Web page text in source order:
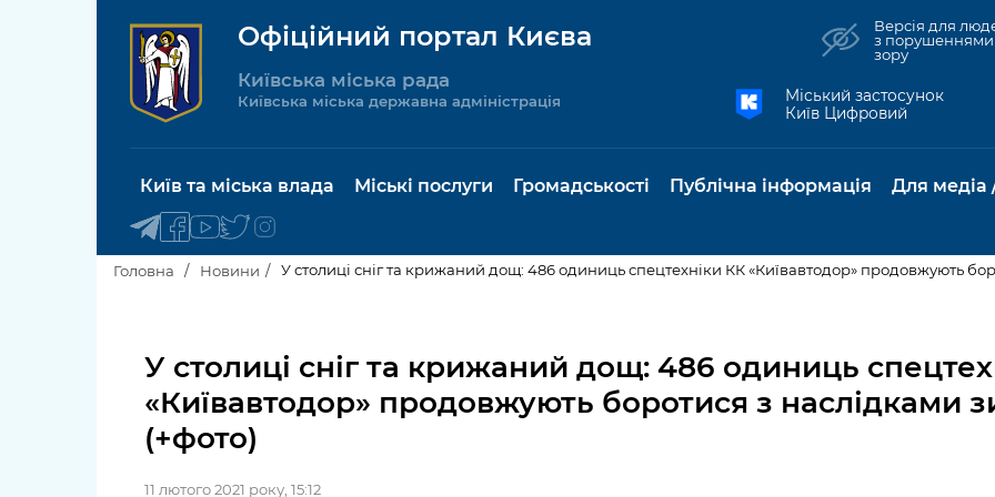
Офіційний портал Києва
Київська міська рада
Київська міська державна адміністрація
Версія для
з порушеннями
зору
Міський застосунок
Київ Цифровий
Київ та міська влада
Київська міська рада
Про Київ
Контактна інформація
Міські послуги
послуги
Пільги, субсидії та
земельні ділянки
Культура, спорт,
Громадськості
об'єднань
Громадські слухання
громадськістю
Громадська
Публічна інформація
публічної
інформації
база
Для медіа
Головна Новини У столиці сніг та крижаний дощ: 486 одиниць спецтехніки КК «Київавтодор» продовжують
У столиці сніг та крижаний дощ: 486 одиниць
«Київавтодор» продовжують боротися з наслідками
(+фото)
11 лютого 2021 року, 15:12